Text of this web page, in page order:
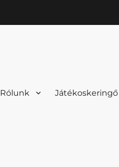
Rólunk Játékoskeringő